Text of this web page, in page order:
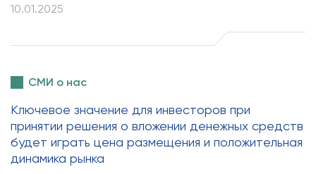
10.01.2025
СМИ о нас
Ключевое значение для инвесторов при
принятии решения о вложении денежных средств
будет играть цена размещения и положительная
динамика рынка